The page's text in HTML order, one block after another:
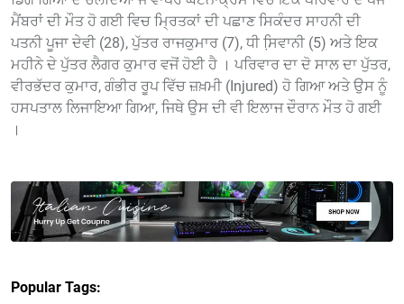
ਮੈਂਬਰਾਂ ਦੀ ਮੌਤ ਹੋ ਗਈ ਵਿਚ ਮ੍ਰਿਤਕਾਂ ਦੀ ਪਛਾਣ ਸਿਕੰਦਰ ਸਾਹਨੀ ਦੀ
ਪਤਨੀ ਪੂਜਾ ਦੇਵੀ (28), ਪੁੱਤਰ ਰਾਜਕੁਮਾਰ (7), ਧੀ ਸਿ਼ਵਾਨੀ (5) ਅਤੇ ਇਕ
ਮਹੀਨੇ ਦੇ ਪੁੱਤਰ ਲੈਗਰ ਕੁਮਾਰ ਵਜੋਂ ਹੋਈ ਹੈ । ਪਰਿਵਾਰ ਦਾ ਦੋ ਸਾਲ ਦਾ ਪੁੱਤਰ,
ਵੀਰਭੱਦਰ ਕੁਮਾਰ, ਗੰਭੀਰ ਰੂਪ ਵਿੱਚ ਜ਼ਖ਼ਮੀ (Injured) ਹੋ ਗਿਆ ਅਤੇ ਉਸ ਨੂੰ
ਹਸਪਤਾਲ ਲਿਜਾਇਆ ਗਿਆ, ਜਿਥੇ ਉਸ ਦੀ ਵੀ ਇਲਾਜ ਦੌਰਾਨ ਮੌਤ ਹੋ ਗਈ
।
Popular Tags: